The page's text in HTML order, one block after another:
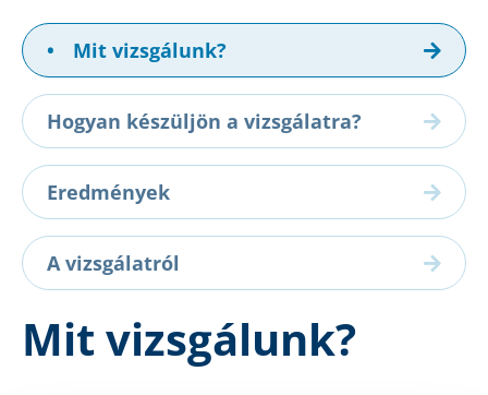
• Mit vizsgálunk?
Hogyan készüljön a vizsgálatra?
Eredmények
A vizsgálatról
Mit vizsgálunk?